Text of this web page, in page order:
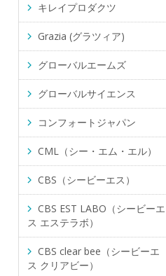
キレイプロダクツ
Grazia (グラツィア)
グローバルエームズ
グローバルサイエンス
コンフォートジャパン
CML（シー・エム・エル）
CBS（シービーエス）
CBS EST LABO（シービーエ
ス エステラボ）
CBS clear bee（シービーエ
ス クリアビー）